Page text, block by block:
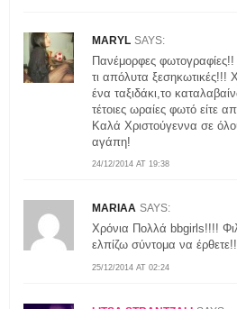
MARYL SAYS:
24/12/2014 AT 19:38
Πανέμορφες φωτογραφίες!!
τι απόλυτα ξεσηκωτικές!!!
ένα ταξιδάκι,το
τέτοιες ωραίες φωτό είτε
Καλά Χριστούγεννα σε
αγάπη!
MARIAA SAYS:
25/12/2014 AT 02:24
Χρόνια Πολλά bbgirls!!!!
ελπίζω σύντομα να